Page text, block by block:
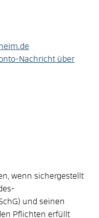
Nachricht über
wenn sichergestellt
und seinen
Pflichten erfüllt